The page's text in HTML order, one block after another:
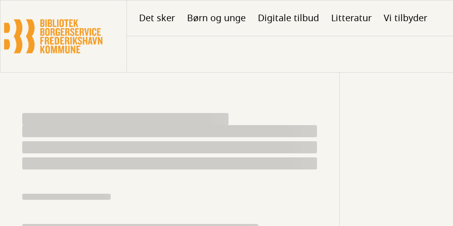
hovedindhold
Det sker Børn og unge Digitale tilbud Litteratur Vi tilbyder